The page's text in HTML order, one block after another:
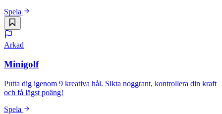
Spela
Arkad
Minigolf
Putta dig igenom 9 kreativa hål. Sikta noggrant, kontrollera din kraft
och få lägst poäng!
Spela